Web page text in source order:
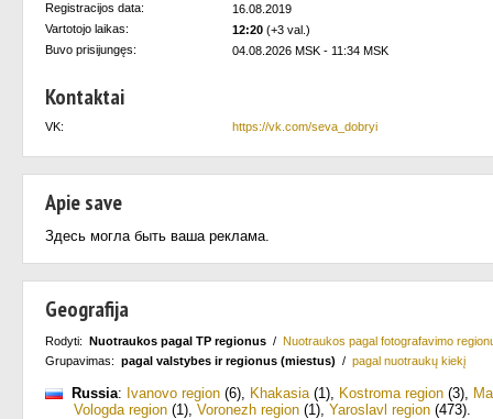
Registracijos data:
16.08.2019
Vartotojo laikas:
12:20 (+3 val.)
Buvo prisijungęs:
04.08.2026 MSK - 11:34 MSK
Kontaktai
VK: https://vk.com/seva_dobryi
Apie save
Здесь могла быть ваша реклама.
Geografija
Rodyti: Nuotraukos pagal TP regionus / Nuotraukos pagal fotografavimo
Grupavimas: pagal valstybes ir regionus (miestus) / pagal nuotraukų kiekį
Russia: Ivanovo region (6), Khakasia(1), Kostroma region (3),
Vologda region (1), Voronezh region (1), Yaroslavl region (473).